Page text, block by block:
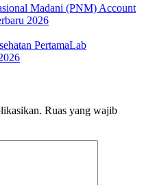
Madani (PNM) Account
2026
PertamaLab
Ruas yang wajib